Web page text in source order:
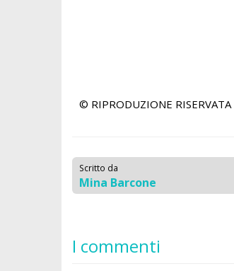
© RIPRODUZIONE RISERVATA
Scritto da
Mina Barcone
I commenti